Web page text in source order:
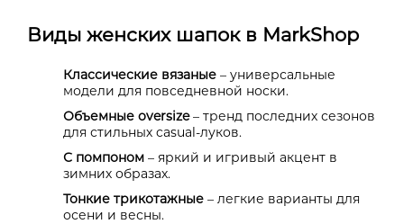
Виды женских шапок в MarkShop
Классические вязаные – универсальные
модели для повседневной носки.
Объемные oversize– тренд последних сезонов
для стильных casual-луков.
С помпоном – яркий и игривый акцент в
зимних образах.
Тонкие трикотажные – легкие варианты для
осени и весны.